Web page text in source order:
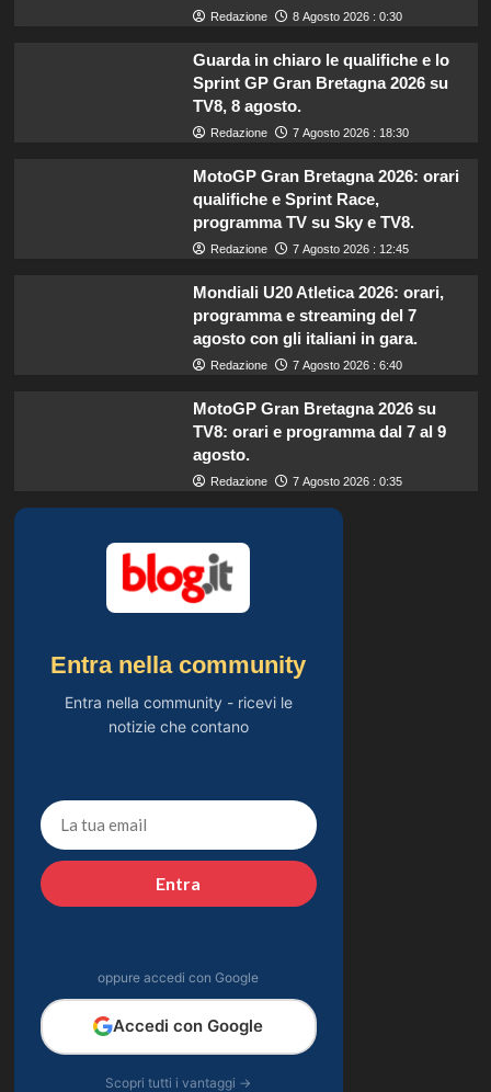
Redazione 8 Agosto 2026 : 0:30
Guarda in chiaro le qualifiche e lo
Sprint GP Gran Bretagna 2026 su
TV8, 8 agosto.
Redazione 7 Agosto 2026 : 18:30
MotoGP Gran Bretagna 2026: orari
qualifiche e Sprint Race,
programma TV su Sky e TV8.
Redazione 7 Agosto 2026 : 12:45
Mondiali U20 Atletica 2026: orari,
programma e streaming del 7
agosto con gli italiani in gara.
Redazione 7 Agosto 2026 : 6:40
MotoGP Gran Bretagna 2026 su
TV8: orari e programma dal 7 al 9
agosto.
Redazione 7 Agosto 2026 : 0:35
Entra nella community
Entra nella community - ricevi le
notizie che contano
Entra
oppure accedi con Google
Accedi con Google
Scopri tutti i vantaggi →